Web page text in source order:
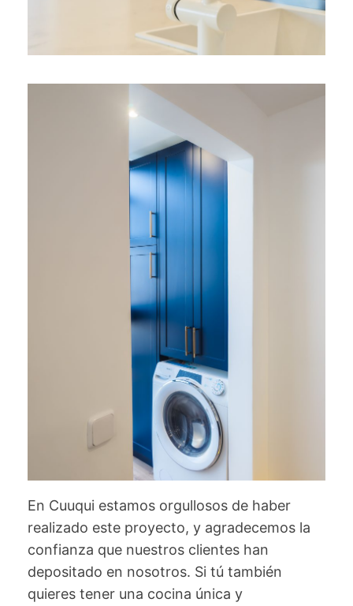
En Cuuqui estamos orgullosos de haber
realizado este proyecto, y agradecemos la
confianza que nuestros clientes han
depositado en nosotros. Si tú también
quieres tener una cocina única y